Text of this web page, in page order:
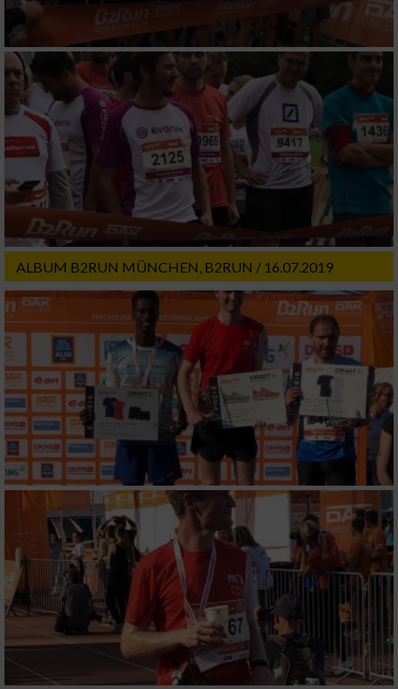
ALBUM B2RUN MÜNCHEN, B2RUN / 16.07.2019